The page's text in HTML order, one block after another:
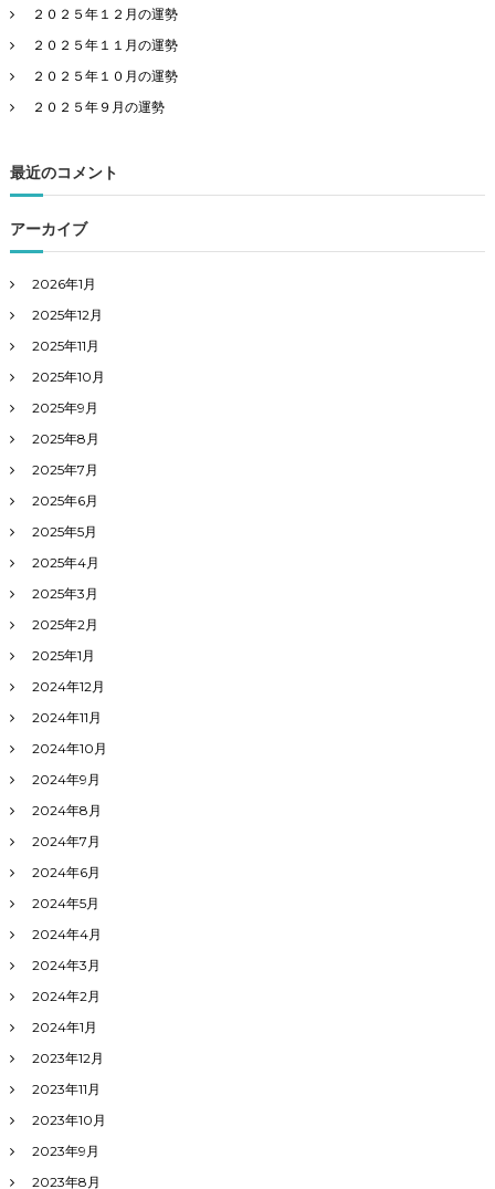
２０２５年１２月の運勢
２０２５年１１月の運勢
２０２５年１０月の運勢
２０２５年９月の運勢
最近のコメント
アーカイブ
2026年1月
2025年12月
2025年11月
2025年10月
2025年9月
2025年8月
2025年7月
2025年6月
2025年5月
2025年4月
2025年3月
2025年2月
2025年1月
2024年12月
2024年11月
2024年10月
2024年9月
2024年8月
2024年7月
2024年6月
2024年5月
2024年4月
2024年3月
2024年2月
2024年1月
2023年12月
2023年11月
2023年10月
2023年9月
2023年8月